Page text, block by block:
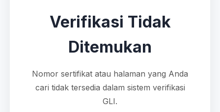
Verifikasi Tidak
Ditemukan
Nomor sertifikat atau halaman yang Anda
cari tidak tersedia dalam sistem verifikasi
GLI.